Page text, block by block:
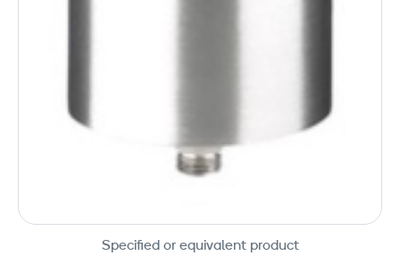
Specified or equivalent product